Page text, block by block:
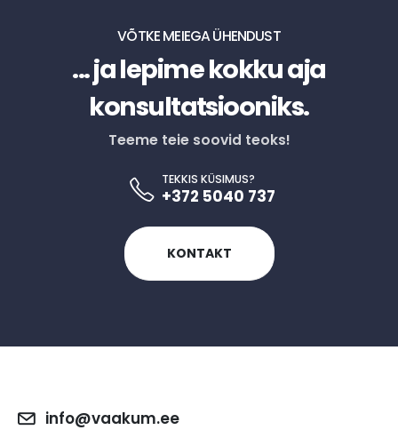
VÕTKE MEIEGA ÜHENDUST
... ja lepime kokku aja
konsultatsiooniks.
Teeme teie soovid teoks!
TEKKIS KÜSIMUS?
+372 5040 737
KONTAKT
info@vaakum.ee